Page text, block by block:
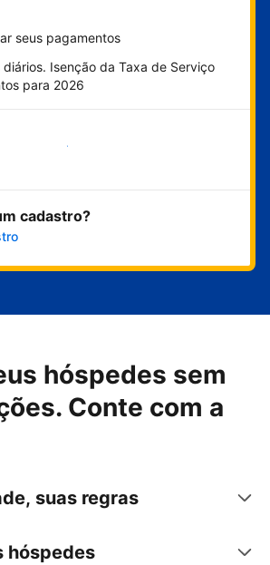
seus pagamentos
diários. Isenção da Taxa de Serviço
para 2026
Comece agora
cadastro?
hóspedes sem
Conte com a
suas regras
hóspedes